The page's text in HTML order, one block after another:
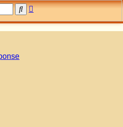
Rechercher
Recherche